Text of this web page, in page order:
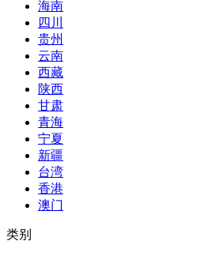
海南
四川
贵州
云南
西藏
陕西
甘肃
青海
宁夏
新疆
台湾
香港
澳门
类别